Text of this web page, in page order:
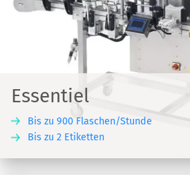
Essentiel
Bis zu 900 Flaschen/Stunde
Bis zu 2 Etiketten